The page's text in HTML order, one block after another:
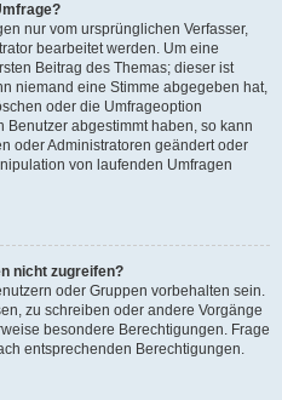
nur vom ursprünglichen Verfasser,
bearbeitet werden. Um eine
Beitrag des Themas; dieser ist
niemand eine Stimme abgegeben hat,
oder die Umfrageoption
abgestimmt haben, so kann
oder Administratoren geändert oder
von laufenden Umfragen
nicht zugreifen?
oder Gruppen vorbehalten sein.
zu schreiben oder andere Vorgänge
besondere Berechtigungen. Frage
entsprechenden Berechtigungen.